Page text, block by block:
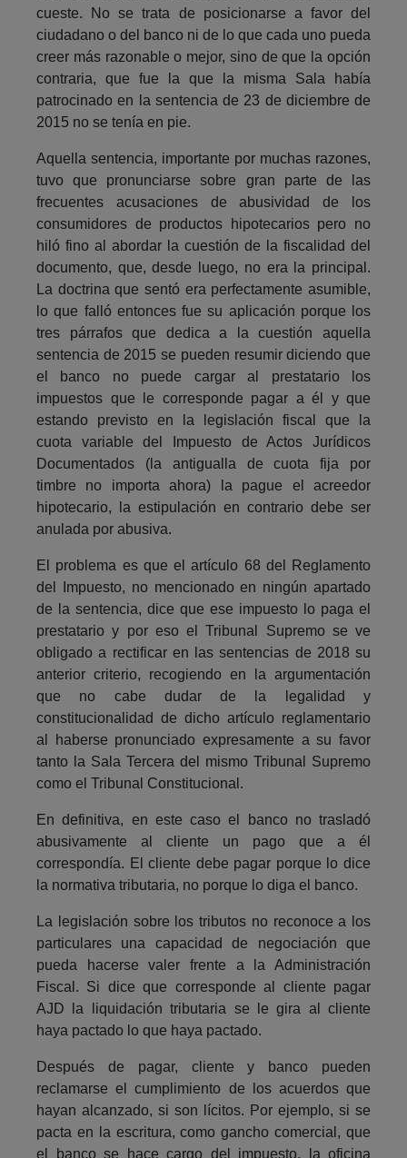
cueste. No se trata de posicionarse a favor del
ciudadano o del banco ni de lo que cada uno pueda
creer más razonable o mejor, sino de que la opción
contraria, que fue la que la misma Sala había
patrocinado en la sentencia de 23 de diciembre de
2015 no se tenía en pie.
Aquella sentencia, importante por muchas razones,
tuvo que pronunciarse sobre gran parte de las
frecuentes acusaciones de abusividad de los
consumidores de productos hipotecarios pero no
hiló fino al abordar la cuestión de la fiscalidad del
documento, que, desde luego, no era la principal.
La doctrina que sentó era perfectamente asumible,
lo que falló entonces fue su aplicación porque los
tres párrafos que dedica a la cuestión aquella
sentencia de 2015 se pueden resumir diciendo que
el banco no puede cargar al prestatario los
impuestos que le corresponde pagar a él y que
estando previsto en la legislación fiscal que la
cuota variable del Impuesto de Actos Jurídicos
Documentados (la antigualla de cuota fija por
timbre no importa ahora) la pague el acreedor
hipotecario, la estipulación en contrario debe ser
anulada por abusiva.
El problema es que el artículo 68 del Reglamento
del Impuesto, no mencionado en ningún apartado
de la sentencia, dice que ese impuesto lo paga el
prestatario y por eso el Tribunal Supremo se ve
obligado a rectificar en las sentencias de 2018 su
anterior criterio, recogiendo en la argumentación
que no cabe dudar de la legalidad y
constitucionalidad de dicho artículo reglamentario
al haberse pronunciado expresamente a su favor
tanto la Sala Tercera del mismo Tribunal Supremo
como el Tribunal Constitucional.
En definitiva, en este caso el banco no trasladó
abusivamente al cliente un pago que a él
correspondía. El cliente debe pagar porque lo dice
la normativa tributaria, no porque lo diga el banco.
La legislación sobre los tributos no reconoce a los
particulares una capacidad de negociación que
pueda hacerse valer frente a la Administración
Fiscal. Si dice que corresponde al cliente pagar
AJD la liquidación tributaria se le gira al cliente
haya pactado lo que haya pactado.
Después de pagar, cliente y banco pueden
reclamarse el cumplimiento de los acuerdos que
hayan alcanzado, si son lícitos. Por ejemplo, si se
pacta en la escritura, como gancho comercial, que
el banco se hace cargo del impuesto, la oficina